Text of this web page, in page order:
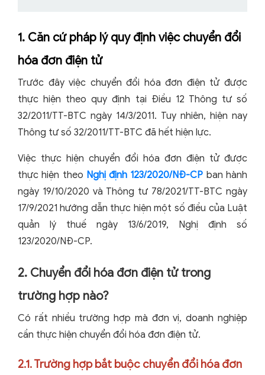
1. Căn cứ pháp lý quy định việc chuyển đổi
hóa đơn điện tử
Trước đây việc chuyển đổi hóa đơn điện tử được
thực hiện theo quy định tại Điều 12 Thông tư số
32/2011/TT-BTC ngày 14/3/2011. Tuy nhiên, hiện nay
Thông tư số 32/2011/TT-BTC đã hết hiện lực.
Việc thực hiện chuyển đổi hóa đơn điện tử được
thực hiện theo Nghị định 123/2020/NĐ-CP ban hành
ngày 19/10/2020 và Thông tư 78/2021/TT-BTC ngày
17/9/2021 hướng dẫn thực hiện một số điều của Luật
quản lý thuế ngày 13/6/2019, Nghị định số
123/2020/NĐ-CP.
2. Chuyển đổi hóa đơn điện tử trong
trường hợp nào?
Có rất nhiều trường hợp mà đơn vị, doanh nghiệp
cần thực hiện chuyển đổi hóa đơn điện tử.
2.1. Trường hợp bắt buộc chuyển đổi hóa đơn